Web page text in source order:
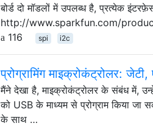
बोर्ड दो मॉडलों में उपलब्ध है, प्रत्येक
http://www.sparkfun.com/
116
spi i2c
प्रोग्रामिंग माइक्रोकंट्रोलर:
मैंने देखा है, माइक्रोकंट्रोलर के संबंध में,
को USB के माध्यम से प्रोग्राम किया जा
के साथ …